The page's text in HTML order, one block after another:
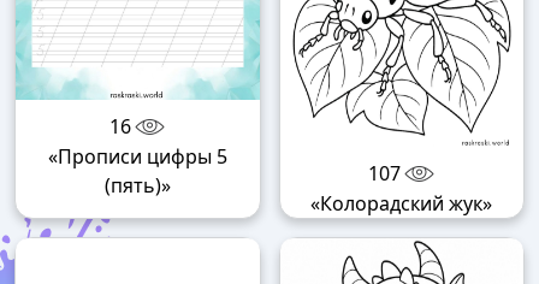
16
«Прописи цифры 5
(пять)»
107
«Колорадский жук»